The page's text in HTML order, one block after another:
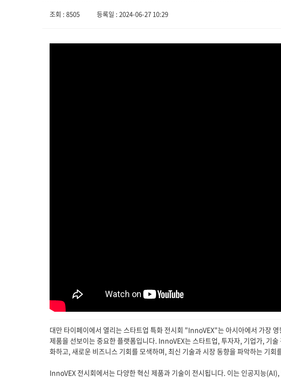
조회 : 8505 등록일 : 2024-06-27 10:29
대만 타이페이에서 열리는 스타트업 특화 전시회 "InnoVEX"는 아시아에서 가장
제품을 선보이는 중요한 플랫폼입니다. InnoVEX는 스타트업, 투자자, 기업가, 기
화하고, 새로운 비즈니스 기회를 모색하며, 최신 기술과 시장 동향을 파악하는 기회
InnoVEX 전시회에서는 다양한 혁신 제품과 기술이 전시됩니다. 이는 인공지능